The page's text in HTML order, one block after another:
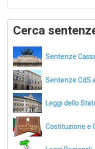
Cerca
Sentenze
Sentenze CdS
Leggi dello
Costituzione e